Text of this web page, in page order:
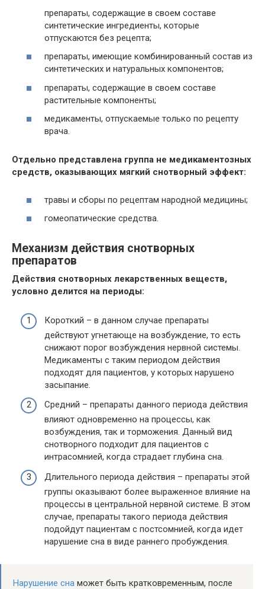
препараты, содержащие в своем составе
синтетические ингредиенты, которые
отпускаются без рецепта;
препараты, имеющие комбинированный состав из
синтетических и натуральных компонентов;
препараты, содержащие в своем составе
растительные компоненты;
медикаменты, отпускаемые только по рецепту
врача.
Отдельно представлена группа не медикаментозных
средств, оказывающих мягкий снотворный эффект:
травы и сборы по рецептам народной медицины;
гомеопатические средства.
Механизм действия снотворных
препаратов
Действия снотворных лекарственных веществ,
условно делится на периоды:
Короткий – в данном случае препараты
действуют угнетающе на возбуждение, то есть
снижают порог возбуждения нервной системы.
Медикаменты с таким периодом действия
подходят для пациентов, у которых нарушено
засыпание.
Средний – препараты данного периода действия
влияют одновременно на процессы, как
возбуждения, так и торможения. Данный вид
снотворного подходит для пациентов с
интрасомнией, когда страдает глубина сна.
Длительного периода действия – препараты этой
группы оказывают более выраженное влияние на
процессы в центральной нервной системе. В этом
случае, препараты такого периода действия
подойдут пациентам с постсомнией, когда идет
нарушение сна в виде раннего пробуждения.
Нарушение сна может быть кратковременным, после